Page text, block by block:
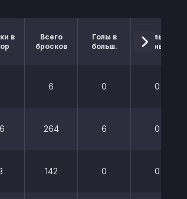
в
Всего
бросков
Голы в
больш.
Голы в
меньш.
6 0 0
264 6 0
142 0 0